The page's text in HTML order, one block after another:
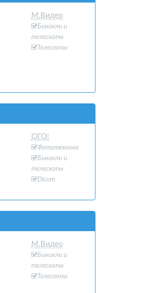
М.Видео
Бинокли и
телескопы
Телескопы
ОГО!
Фототехника
Бинокли и
телескопы
Dicom
М.Видео
Бинокли и
телескопы
Телескопы